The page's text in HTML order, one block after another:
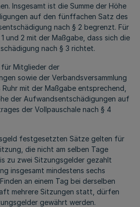
Insgesamt ist die Summe der Höhe
auf den fünffachen Satz des
nach § 2 begrenzt. Für
und 2 mit der Maßgabe, dass sich die
nach § 3 richtet.
Mitglieder der
sowie der Verbandsversammlung
mit der Maßgabe entsprechend,
der Aufwandsentschädigungen auf
der Vollpauschale nach § 4
festgesetzten Sätze gelten für
die nicht am selben Tage
zu zwei Sitzungsgelder gezahlt
insgesamt mindestens sechs
an einem Tag bei derselben
mehrere Sitzungen statt, dürfen
gewährt werden.